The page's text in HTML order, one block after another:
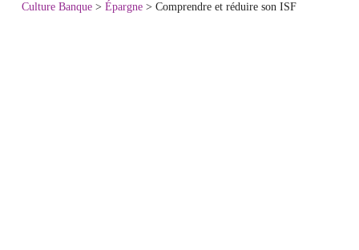
Culture Banque> Épargne> Comprendre et réduire son ISF